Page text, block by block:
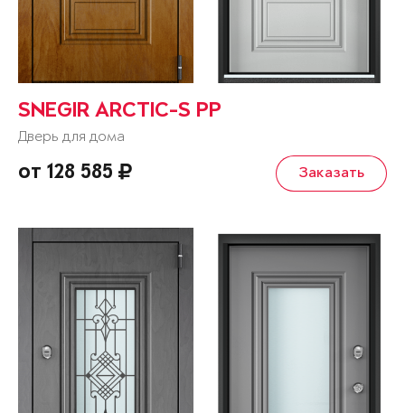
SNEGIR ARCTIC-S PP
Дверь для дома
от 128 585 Заказать